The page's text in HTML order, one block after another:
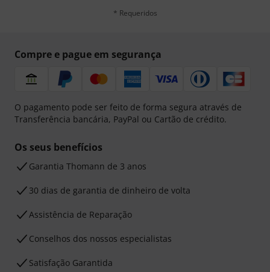
* Requeridos
Compre e pague em segurança
O pagamento pode ser feito de forma segura através de
Transferência bancária, PayPal ou Cartão de crédito.
Os seus benefícios
Garantia Thomann de 3 anos
30 dias de garantia de dinheiro de volta
Assistência de Reparação
Conselhos dos nossos especialistas
Satisfação Garantida